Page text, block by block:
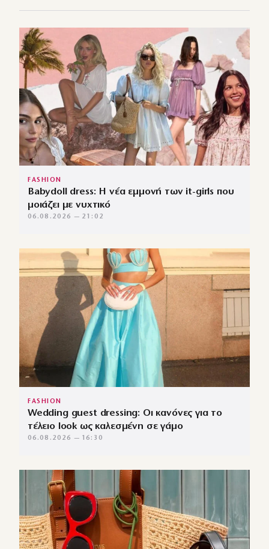
FASHION
Babydoll dress: Η νέα εμμονή των it-girls που
μοιάζει με νυχτικό
06.08.2026 — 21:02
FASHION
Wedding guest dressing: Οι κανόνες για το
τέλειο look ως καλεσμένη σε γάμο
06.08.2026 — 16:30